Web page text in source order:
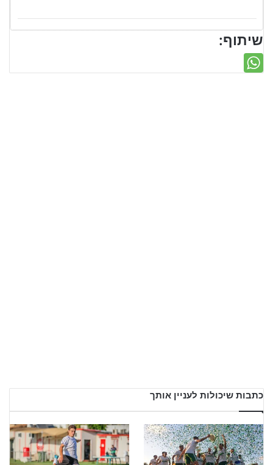
שיתוף:
כתבות שיכולות לעניין אותך